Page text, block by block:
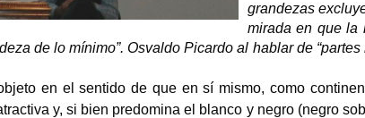
grandezas
mirada en que la
de lo mínimo”. Osvaldo Picardo al hablar de
en el sentido de que en sí mismo, como
y, si bien predomina el blanco y negro (negro